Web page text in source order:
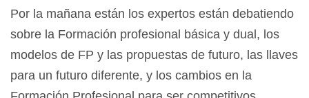
Por la mañana están los expertos están debatiendo
sobre la Formación profesional básica y dual, los
modelos de FP y las propuestas de futuro, las llaves
para un futuro diferente, y los cambios en la